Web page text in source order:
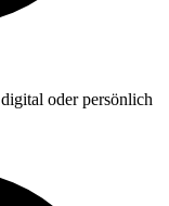
oder persönlich